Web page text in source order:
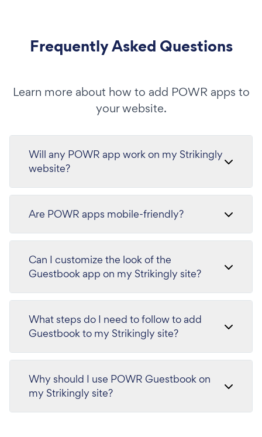
Frequently Asked Questions
Learn more about how to add POWR apps to
your website.
Will any POWR app work on my Strikingly
website?
Are POWR apps mobile-friendly?
Can I customize the look of the
Guestbook app on my Strikingly site?
What steps do I need to follow to add
Guestbook to my Strikingly site?
Why should I use POWR Guestbook on
my Strikingly site?